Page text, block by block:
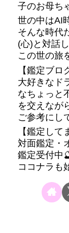
子のお母ち
世の中はAI
そんな時代
(心)と対話
この世の旅
【鑑定ブロ
大好きなド
なちょっと
を交えなが
ご参考にし
【鑑定して
対面鑑定・
鑑定受付中
ココナラも